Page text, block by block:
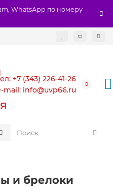
WhatsApp по номеру
+7 (343) 226-41-26
mail: info@uvp66.ru
и брелоки